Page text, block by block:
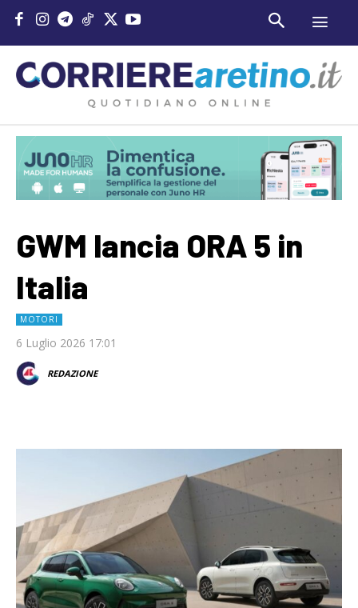
GWM lancia ORA 5 in
Italia
MOTORI
6 Luglio 2026 17:01
REDAZIONE